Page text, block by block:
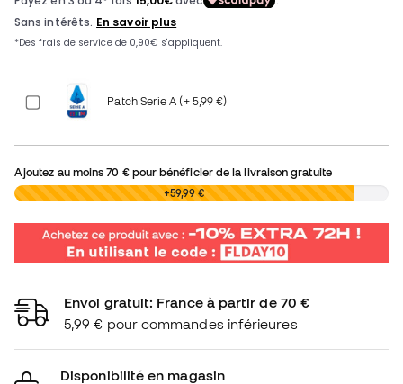
Patch Serie A (+ 5,99 €)
Ajoutez au moins70 €pour bénéficier de la livraison gratuite
0,00 € +59,99 €
Envoi gratuit: France à partir de 70 €
5,99 € pour commandes inférieures
Disponibilité en magasin